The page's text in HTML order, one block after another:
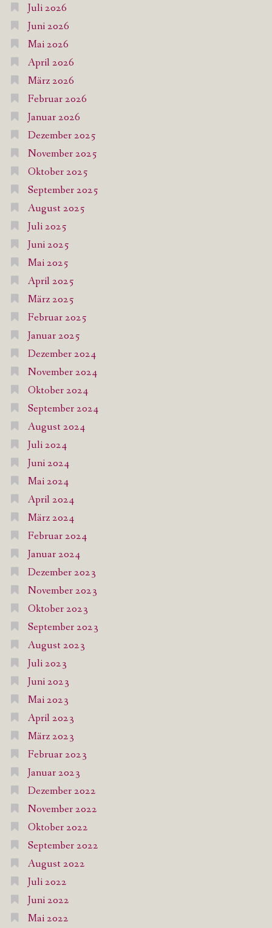
Juli 2026
Juni 2026
Mai 2026
April 2026
März 2026
Februar 2026
Januar 2026
Dezember 2025
November 2025
Oktober 2025
September 2025
August 2025
Juli 2025
Juni 2025
Mai 2025
April 2025
März 2025
Februar 2025
Januar 2025
Dezember 2024
November 2024
Oktober 2024
September 2024
August 2024
Juli 2024
Juni 2024
Mai 2024
April 2024
März 2024
Februar 2024
Januar 2024
Dezember 2023
November 2023
Oktober 2023
September 2023
August 2023
Juli 2023
Juni 2023
Mai 2023
April 2023
März 2023
Februar 2023
Januar 2023
Dezember 2022
November 2022
Oktober 2022
September 2022
August 2022
Juli 2022
Juni 2022
Mai 2022